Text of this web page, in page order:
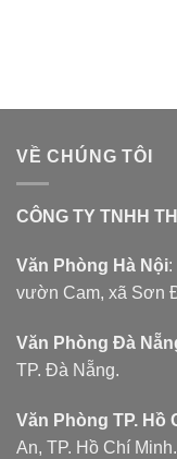
VỀ CHÚNG TÔI
CÔNG TY TNHH
Văn Phòng Hà Nội:
vườn Cam, xã Sơn
Văn Phòng Đà
TP. Đà Nẵng.
Văn Phòng TP. Hồ
An, TP. Hồ Chí Minh.